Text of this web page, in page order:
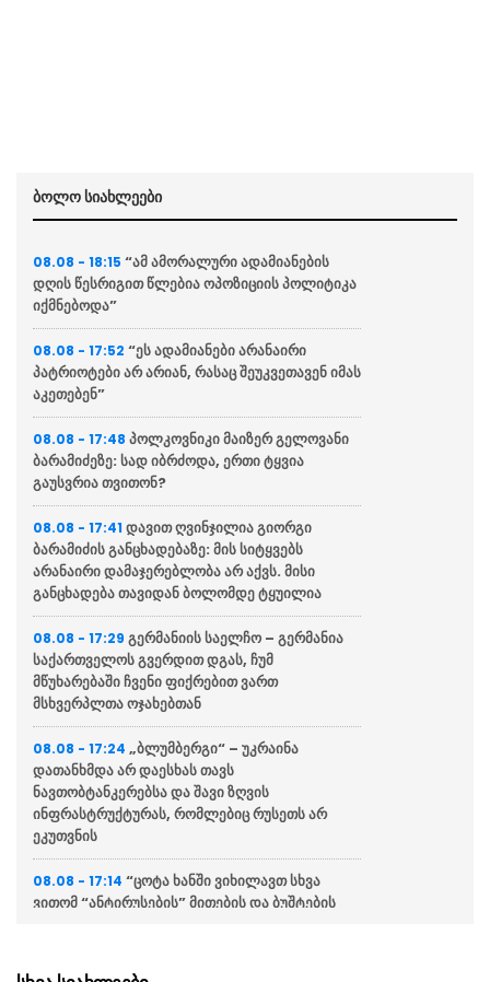
ბოლო სიახლეები
08.08 - 18:15 “ამ ამორალური ადამიანების
დღის წესრიგით წლებია ოპოზიციის პოლიტიკა
იქმნებოდა”
08.08 - 17:52 “ეს ადამიანები არანაირი
პატრიოტები არ არიან, რასაც შეუკვეთავენ იმას
აკეთებენ”
08.08 - 17:48 პოლკოვნიკი მაიზერ გელოვანი
ბარამიძეზე: სად იბრძოდა, ერთი ტყვია
გაუსვრია თვითონ?
08.08 - 17:41 დავით ღვინჯილია გიორგი
ბარამიძის განცხადებაზე: მის სიტყვებს
არანაირი დამაჯერებლობა არ აქვს. მისი
განცხადება თავიდან ბოლომდე ტყუილია
08.08 - 17:29 გერმანიის საელჩო – გერმანია
საქართველოს გვერდით დგას, ჩუმ
მწუხარებაში ჩვენი ფიქრებით ვართ
მსხვერპლთა ოჯახებთან
08.08 - 17:24 „ბლუმბერგი“ – უკრაინა
დათანხმდა არ დაესხას თავს
ნავთობტანკერებსა და შავი ზღვის
ინფრასტრუქტურას, რომლებიც რუსეთს არ
ეკუთვნის
08.08 - 17:14 “ცოტა ხანში ვიხილავთ სხვა
ვითომ “ანტირუსების” მითების და ბუშტების
08.08 - 17:12
“მარადმწვანე მენტალურად